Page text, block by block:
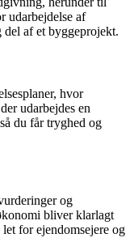
udarbejdelse af
af et byggeprojekt.
hvor
udarbejdes en
du får tryghed og
og
bliver klarlagt
for ejendomsejere og